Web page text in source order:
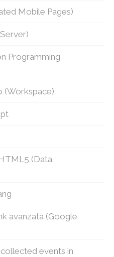
Mobile Pages)
Programming
(Workspace)
(Data
avanzata (Google
events in